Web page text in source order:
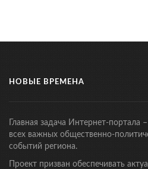
НОВЫЕ ВРЕМЕНА
Главная задача Интернет-портала
всех важных общественно-
событий региона.
Проект призван обеспечивать